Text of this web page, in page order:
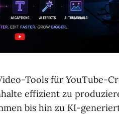
Tools für YouTube-
effizient zu
bis hin zu KI-